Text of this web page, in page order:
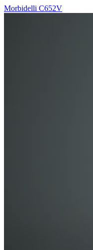
Morbidelli C652V